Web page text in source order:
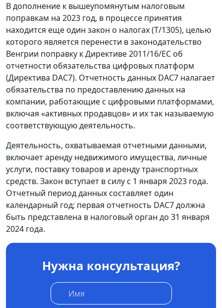
В дополнение к вышеупомянутым налоговым
поправкам на 2023 год, в процессе принятия
находится еще один закон о налогах (T/1305), целью
которого является перенести в законодательство
Венгрии поправку к Директиве 2011/16/ЕС об
отчетности обязательства цифровых платформ
(Директива DAC7). Отчетность данных DAC7 налагает
обязательства по предоставлению данных на
компании, работающие с цифровыми платформами,
включая «активных продавцов» и их так называемую
соответствующую деятельность.
Деятельность, охватываемая отчетными данными,
включает аренду недвижимого имущества, личные
услуги, поставку товаров и аренду транспортных
средств. Закон вступает в силу с 1 января 2023 года.
Отчетный период данных составляет один
календарный год; первая отчетность DAC7 должна
быть представлена ​​в налоговый орган до 31 января
2024 года.
Нужна консультация?